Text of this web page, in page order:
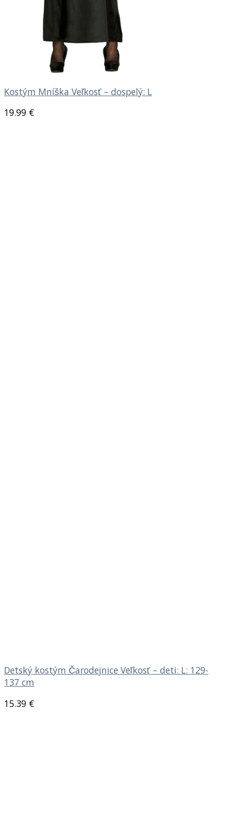
Kostým Mníška Veľkosť – dospelý: L
19.99 €
Detský kostým Čarodejnice Veľkosť – deti: L: 129-
137 cm
15.39 €